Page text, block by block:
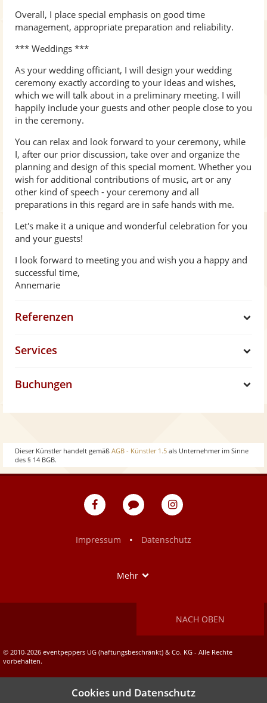
Overall, I place special emphasis on good time
management, appropriate preparation and reliability.
*** Weddings ***
As your wedding officiant, I will design your wedding
ceremony exactly according to your ideas and wishes,
which we will talk about in a preliminary meeting. I will
happily include your guests and other people close to you
in the ceremony.
You can relax and look forward to your ceremony, while
I, after our prior discussion, take over and organize the
planning and design of this special moment. Whether you
wish for additional contributions of music, art or any
other kind of speech - your ceremony and all
preparations in this regard are in safe hands with me.
Let's make it a unique and wonderful celebration for you
and your guests!
I look forward to meeting you and wish you a happy and
successful time,
Annemarie
w
Referenzen
o
Services
h
Buchungen
Dieser Künstler handelt gemäß AGB - Künstler 1.5 als Unternehmer im Sinne
des § 14 BGB.
eventpeppers
Blog
eventpeppers
Impressum
• Datenschutz
Mehr
NACH OBEN
© 2010-2026 eventpeppers UG (haftungsbeschränkt) & Co. KG - Alle Rechte
vorbehalten.
Cookies und Datenschutz